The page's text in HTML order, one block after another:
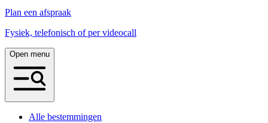
Plan een afspraak
Fysiek, telefonisch of per videocall
Open menu
Alle bestemmingen